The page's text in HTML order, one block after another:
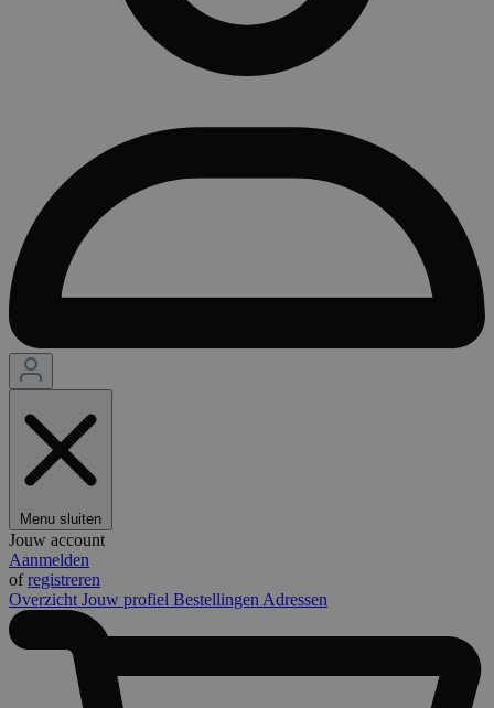
Menu sluiten
Jouw account
Aanmelden
ofregistreren
Overzicht Jouw profiel Bestellingen Adressen